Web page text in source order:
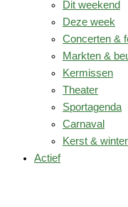
Dit weekend
Deze week
Concerten &
Markten &
Kermissen
Theater
Sportagenda
Carnaval
Kerst & winter
Actief